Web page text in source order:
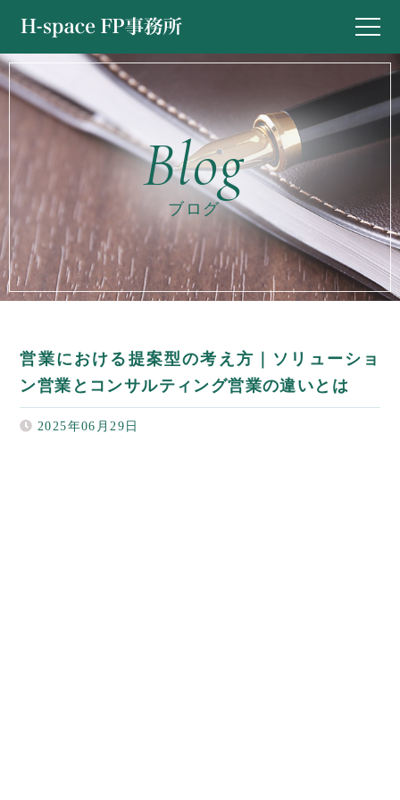
ブログ
営業における提案型の考え方｜ソリューショ
ン営業とコンサルティング営業の違いとは
2025年06月29日